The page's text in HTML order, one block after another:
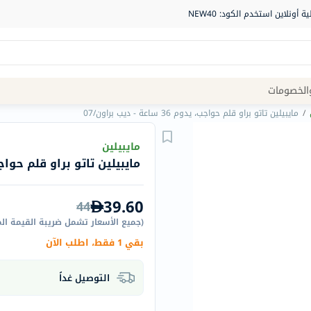
Navigation
الصيدلية
الماركات
Humantara
carroten
betadine
Roche
/ مايبيلين تاتو براو قلم حواجب، يدوم 36 ساعة - ديب براون/07
مايبيلين
مايبيلين تاتو براو قلم حواجب، يدوم 36
39.60
44
(جميع الأسعار تشمل ضريبة القيمة
بقي 1 فقط، اطلب الآن
التوصيل غداً